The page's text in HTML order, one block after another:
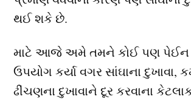
થઈ શકે છે.
માટે આજે અમે તમને કોઈ પણ પેઈન
ઉપયોગ કર્યા વગર સાંઘાના દુખાવા,
ઢીંચણના દુખાવાને દૂર કરવાના